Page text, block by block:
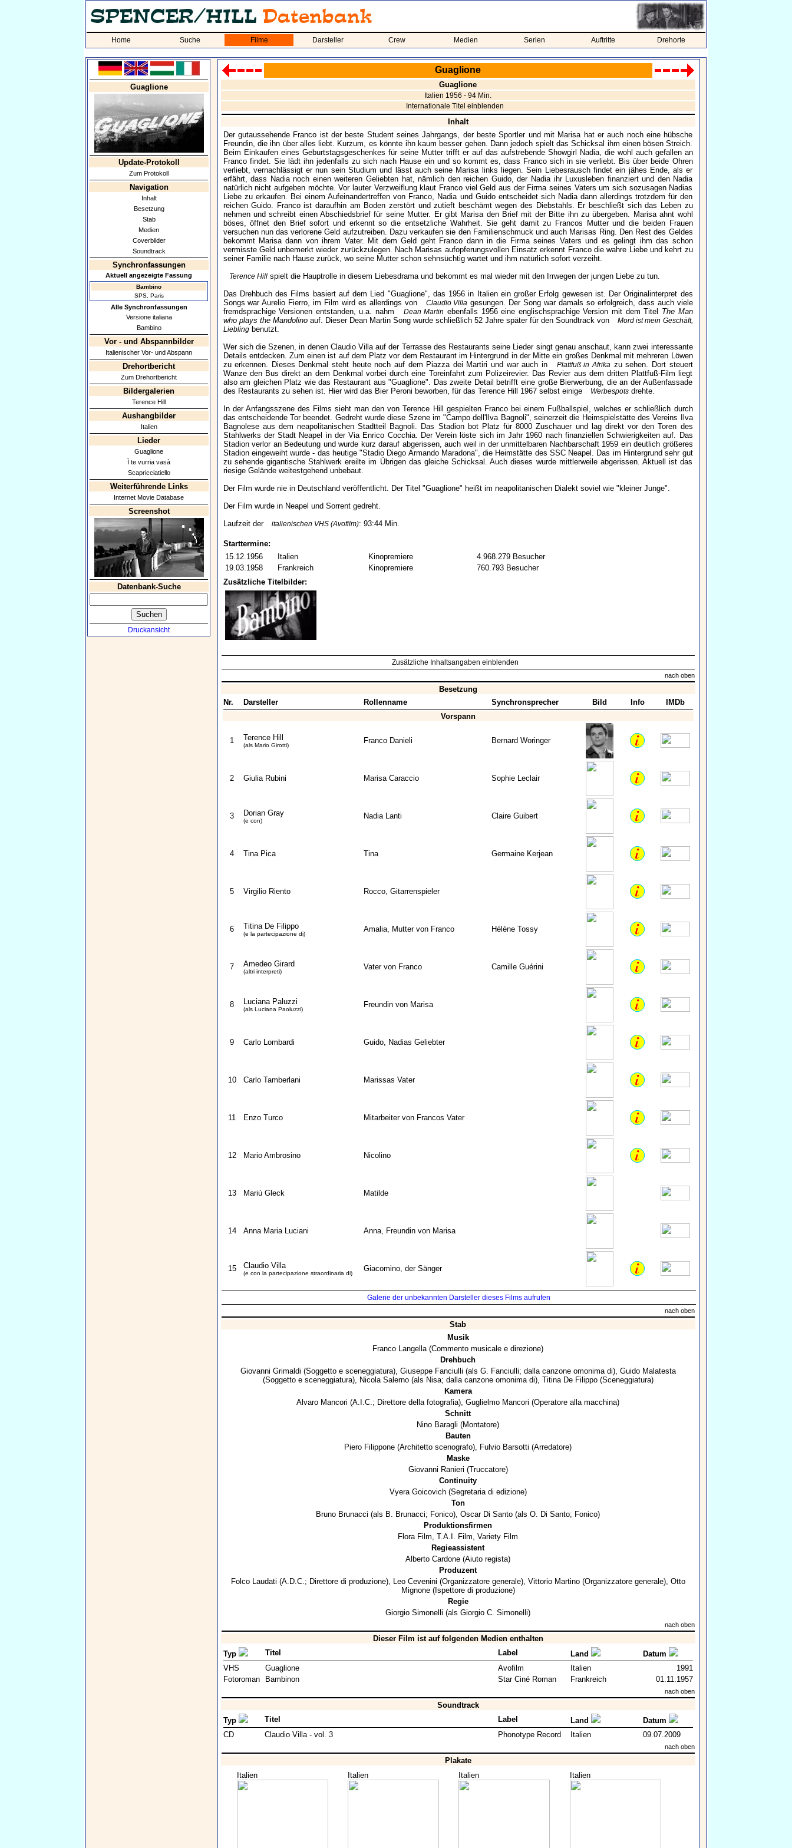
Home Suche Filme Darsteller Crew Medien Serien Auftritte Drehorte
Guaglione
Update-Protokoll
Zum Protokoll
Navigation
Inhalt
Besetzung
Stab
Medien
Coverbilder
Soundtrack
Synchronfassungen
Aktuell angezeigte Fassung
Bambino
SPS, Paris
Alle Synchronfassungen
Versione italiana
Bambino
Vor - und Abspannbilder
Italienischer Vor- und Abspann
Drehortbericht
Zum Drehortbericht
Bildergalerien
Terence Hill
Aushangbilder
Italien
Lieder
Guaglione
Ì te vurria vasà
Scapricciatiello
Weiterführende Links
Internet Movie Database
Screenshot
Datenbank-Suche
Druckansicht
Guaglione
Guaglione
Italien 1956 - 94 Min.
Internationale Titel einblenden
Inhalt
Der gutaussehende Franco ist der beste Student seines Jahrgangs, der beste Sportler und mit Marisa hat er auch noch eine hübsche
Freundin, die ihn über alles liebt. Kurzum, es könnte ihn kaum besser gehen. Dann jedoch spielt das Schicksal ihm einen bösen Streich.
Beim Einkaufen eines Geburtstagsgeschenkes für seine Mutter trifft er auf das aufstrebende Showgirl Nadia, die wohl auch gefallen an
Franco findet. Sie lädt ihn jedenfalls zu sich nach Hause ein und so kommt es, dass Franco sich in sie verliebt. Bis über beide Ohren
verliebt, vernachlässigt er nun sein Studium und lässt auch seine Marisa links liegen. Sein Liebesrausch findet ein jähes Ende, als er
erfährt, dass Nadia noch einen weiteren Geliebten hat, nämlich den reichen Guido, der Nadia ihr Luxusleben finanziert und den Nadia
natürlich nicht aufgeben möchte. Vor lauter Verzweiflung klaut Franco viel Geld aus der Firma seines Vaters um sich sozusagen Nadias
Liebe zu erkaufen. Bei einem Aufeinandertreffen von Franco, Nadia und Guido entscheidet sich Nadia dann allerdings trotzdem für den
reichen Guido. Franco ist daraufhin am Boden zerstört und zutieft beschämt wegen des Diebstahls. Er beschließt sich das Leben zu
nehmen und schreibt einen Abschiedsbrief für seine Mutter. Er gibt Marisa den Brief mit der Bitte ihn zu übergeben. Marisa ahnt wohl
böses, öffnet den Brief sofort und erkennt so die entsetzliche Wahrheit. Sie geht damit zu Francos Mutter und die beiden Frauen
versuchen nun das verlorene Geld aufzutreiben. Dazu verkaufen sie den Familienschmuck und auch Marisas Ring. Den Rest des Geldes
bekommt Marisa dann von ihrem Vater. Mit dem Geld geht Franco dann in die Firma seines Vaters und es gelingt ihm das schon
vermisste Geld unbemerkt wieder zurückzulegen. Nach Marisas aufopferungsvollen Einsatz erkennt Franco die wahre Liebe und kehrt zu
seiner Familie nach Hause zurück, wo seine Mutter schon sehnsüchtig wartet und ihm natürlich sofort verzeiht.
Terence Hillspielt die Hauptrolle in diesem Liebesdrama und bekommt es mal wieder mit den Irrwegen der jungen Liebe zu tun.
Das Drehbuch des Films basiert auf dem Lied "Guaglione", das 1956 in Italien ein großer Erfolg gewesen ist. Der Originalinterpret des
Songs war Aurelio Fierro, im Film wird es allerdings von
Claudio Villa gesungen. Der Song war damals so erfolgreich, dass auch viele
fremdsprachige Versionen entstanden, u.a. nahm
Dean Martin ebenfalls 1956 eine englischsprachige Version mit dem Titel The Man
who plays the Mandolinoauf. Dieser Dean Martin Song wurde schließlich 52 Jahre später für den Soundtrack von
Mord ist mein Geschäft,
Lieblingbenutzt.
Wer sich die Szenen, in denen Claudio Villa auf der Terrasse des Restaurants seine Lieder singt genau anschaut, kann zwei interessante
Details entdecken. Zum einen ist auf dem Platz vor dem Restaurant im Hintergrund in der Mitte ein großes Denkmal mit mehreren Löwen
zu erkennen. Dieses Denkmal steht heute noch auf dem Piazza dei Martiri und war auch in
Plattfuß in Afrikazu sehen. Dort steuert
Wanze den Bus direkt an dem Denkmal vorbei durch eine Toreinfahrt zum Polizeirevier. Das Revier aus dem dritten Plattfuß-Film liegt
also am gleichen Platz wie das Restaurant aus "Guaglione". Das zweite Detail betrifft eine große Bierwerbung, die an der Außenfassade
des Restaurants zu sehen ist. Hier wird das Bier Peroni beworben, für das Terence Hill 1967 selbst einige
Werbespotsdrehte.
In der Anfangsszene des Films sieht man den von Terence Hill gespielten Franco bei einem Fußballspiel, welches er schließlich durch
das entscheidende Tor beendet. Gedreht wurde diese Szene im "Campo dell'Ilva Bagnoli", seinerzeit die Heimspielstätte des Vereins Ilva
Bagnolese aus dem neapolitanischen Stadtteil Bagnoli. Das Stadion bot Platz für 8000 Zuschauer und lag direkt vor den Toren des
Stahlwerks der Stadt Neapel in der Via Enrico Cocchia. Der Verein löste sich im Jahr 1960 nach finanziellen Schwierigkeiten auf. Das
Stadion verlor an Bedeutung und wurde kurz darauf abgerissen, auch weil in der unmittelbaren Nachbarschaft 1959 ein deutlich größeres
Stadion eingeweiht wurde - das heutige "Stadio Diego Armando Maradona", die Heimstätte des SSC Neapel. Das im Hintergrund sehr gut
zu sehende gigantische Stahlwerk ereilte im Übrigen das gleiche Schicksal. Auch dieses wurde mittlerweile abgerissen. Aktuell ist das
riesige Gelände weitestgehend unbebaut.
Der Film wurde nie in Deutschland veröffentlicht. Der Titel "Guaglione" heißt im neapolitanischen Dialekt soviel wie "kleiner Junge".
Der Film wurde in Neapel und Sorrent gedreht.
Laufzeit der
italienischen VHS (Avofilm): 93:44 Min.
Starttermine:
15.12.1956
Italien Kinopremiere
4.968.279 Besucher
19.03.1958
Frankreich Kinopremiere
760.793 Besucher
Zusätzliche Titelbilder:
Zusätzliche Inhaltsangaben einblenden
nach oben
Besetzung
Nr.
Darsteller Rollenname Synchronsprecher Bild Info
IMDb
Vorspann
1 Terence Hill
(als Mario Girotti)
Franco Danieli Bernard Woringer
2 Giulia Rubini Marisa Caraccio Sophie Leclair
3 Dorian Gray
(e con)
Nadia Lanti Claire Guibert
4 Tina Pica Tina Germaine Kerjean
5 Virgilio Riento Rocco, Gitarrenspieler
6 Titina De Filippo
(e la partecipazione di)
Amalia, Mutter von Franco Hélène Tossy
7 Amedeo Girard
(altri interpreti)
Vater von Franco Camille Guérini
8 Luciana Paluzzi
(als Luciana Paoluzzi)
Freundin von Marisa
9 Carlo Lombardi Guido, Nadias Geliebter
10 Carlo Tamberlani Marissas Vater
11 Enzo Turco Mitarbeiter von Francos Vater
12 Mario Ambrosino Nicolino
13 Mariù Gleck Matilde
14 Anna Maria Luciani Anna, Freundin von Marisa
15 Claudio Villa
(e con la partecipazione straordinaria di)
Giacomino, der Sänger
Galerie der unbekannten Darsteller dieses Films aufrufen
nach oben
Stab
Musik
Franco Langella(Commento musicale e direzione)
Drehbuch
Giovanni Grimaldi (Soggetto e sceneggiatura), Giuseppe Fanciulli (als G. Fanciulli; dalla canzone omonima di), Guido Malatesta
(Soggetto e sceneggiatura), Nicola Salerno(als Nisa; dalla canzone omonima di), Titina De Filippo(Sceneggiatura)
Kamera
Alvaro Mancori (A.I.C.; Direttore della fotografia), Guglielmo Mancori (Operatore alla macchina)
Schnitt
Nino Baragli (Montatore)
Bauten
Piero Filippone (Architetto scenografo), Fulvio Barsotti (Arredatore)
Maske
Giovanni Ranieri (Truccatore)
Continuity
Vyera Goicovich(Segretaria di edizione)
Ton
Bruno Brunacci (als B. Brunacci; Fonico), Oscar Di Santo (als O. Di Santo; Fonico)
Produktionsfirmen
Flora Film, T.A.I. Film, Variety Film
Regieassistent
Alberto Cardone (Aiuto regista)
Produzent
Folco Laudati (A.D.C.; Direttore di produzione), Leo Cevenini (Organizzatore generale), Vittorio Martino(Organizzatore generale), Otto
Mignone(Ispettore di produzione)
Regie
Giorgio Simonelli (als Giorgio C. Simonelli)
nach oben
Dieser Film ist auf folgenden Medien enthalten
Typ
Titel Label Land
Datum
VHS
Guaglione Avofilm Italien
1991
Fotoroman
Bambinon Star Ciné Roman Frankreich 01.11.1957
nach oben
Soundtrack
Typ
Titel Label Land
Datum
CD
Claudio Villa - vol. 3 Phonotype Record Italien 09.07.2009
nach oben
Plakate
Italien
Italien Italien Italien